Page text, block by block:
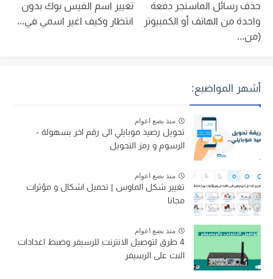
حذف رسائل الماسنجر دفعة
واحدة من الهاتف أو الكمبيوتر
(من...
تغيير اسم الفيس بوك بدون
انتظار وكيف اغير اسمي في...
أشهر المواضيع:
منذ بضع اعوام
تحويل رصيد موبايلي الى رقم اخر بسهولة -
الرسوم و رمز التحويل
منذ بضع اعوام
تغيير شكل الماوس | تحميل اشكال و مؤثرات
مجانا
منذ بضع اعوام
4 طرق لتوصيل الانترنت للرسيفر وضبط اعدادات
النت على الرسيفر